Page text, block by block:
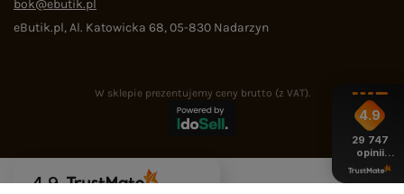
bok@ebutik.pl
eButik.pl,Al. Katowicka 68,05-830 Nadarzyn
W sklepie prezentujemy ceny brutto (z VAT).
4.9
4.9
29 747
opinii
z całego